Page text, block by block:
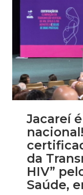
Jacareí
da
HIV”
Saúde,